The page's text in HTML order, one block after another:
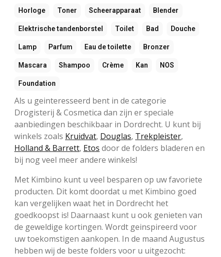
Horloge Toner Scheerapparaat Blender
Elektrische tandenborstel Toilet Bad Douche
Lamp Parfum Eau de toilette Bronzer
Mascara Shampoo Crème Kan NOS
Foundation
Als u geinteresseerd bent in de categorie
Drogisterij & Cosmetica dan zijn er speciale
aanbiedingen beschikbaar in Dordrecht. U kunt bij
winkels zoals Kruidvat, Douglas, Trekpleister,
Holland & Barrett, Etos door de folders bladeren en
bij nog veel meer andere winkels!
Met Kimbino kunt u veel besparen op uw favoriete
producten. Dit komt doordat u met Kimbino goed
kan vergelijken waat het in Dordrecht het
goedkoopst is! Daarnaast kunt u ook genieten van
de geweldige kortingen. Wordt geinspireerd voor
uw toekomstigen aankopen. In de maand Augustus
hebben wij de beste folders voor u uitgezocht: